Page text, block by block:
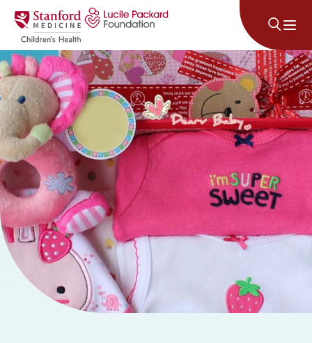
Անցնել բովանդակությանը